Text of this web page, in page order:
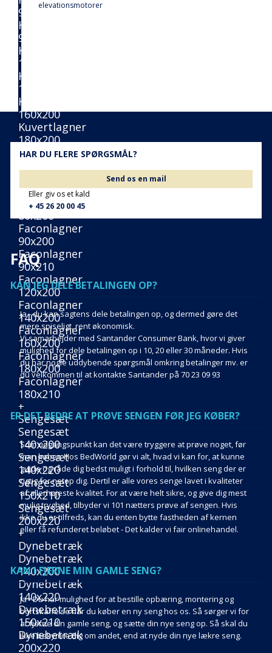
90x200
Kuvertlagner
90x210
Kuvertlagner
120x200
Kuvertlagner
140x200
Kuvertlagner
160x200
Kuvertlagner
180x200
Kuvertlagner
Faconlagner
Faconlagner
80x200
Faconlagner
90x200
Faconlagner
90x210
Faconlagner
120x200
Faconlagner
140x200
Faconlagner
160x200
Faconlagner
180x200
Faconlagner
180x210
+
Sengesæt
Sengesæt
140x200
Sengesæt
140x220
Sengesæt
150x210
Sengesæt
200x220
+
Dynebetræk
Dynebetræk
140x200
Dynebetræk
140x220
Dynebetræk
150x210
Dynebetræk
200x220
elevationsmotorer
HAR DU FLERE SPØRGSMÅL?
Send os en mail
Eller giv os et kald
+ 45 26 20 00 45
FAQ
KAN JEG DELE BETALINGEN OP?
Ja - du kan sagtens dele betalingen op, og dermed gøre det
mere spiseligt, rent økonomisk.
Vi samarbejder med Santander Consumer Bank, hvor vi giver
mulighed for dele betalingen op i 10, 20 eller 30 måneder. Hvis
du har nogle uddybende spørgsmål omkring betalinger mv. er
du velkommen til at kontakte Santander på 70 23 09 93
ER DET BEDRE AT PRØVE SENGEN FØR JEG KØBER?
Som udgangspunkt kan det være tryggere at prøve noget, før
man køber.Hos BedWorld gør vi alt, hvad vi kan for, at kunne
guide og råde dig bedst muligt i forhold til, hvilken seng der er
rigtig for netop dig. Dertil er alle vores senge lavet i kvaliteter
af allerhøjeste kvalitet. For at være helt sikre, og give dig mest
mulig tryghed, tilbyder vi 101 nætters prøve af sengen. Hvis
ikke du er tilfreds, kan du enten bytte fastheden af kernen
eller få refunderet beløbet - Det kalder vi fair onlinehandel.
KAN I FJERNE MIN GAMLE SENG?
Ja - Du har mulighed for at bestille opbæring, montering og
bortskaffelse når du køber en ny seng hos os. Så sørger vi for
at fjerne din gamle seng, og sætte din nye seng op. Så skal du
ikke bekymre dig om andet, end at nyde din nye lækre seng.